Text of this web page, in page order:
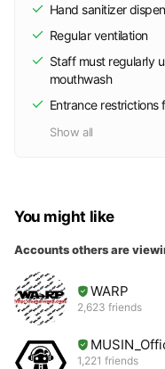
Hand sanitizer
Regular ventilation
Staff must regularly
mouthwash
Entrance restrictions
Show all
You might like
Accounts others are
WARP
2,623 friends
1,221 friends